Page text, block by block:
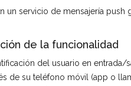
un servicio de mensajería push
de la funcionalidad
del usuario en
de su teléfono móvil (app o